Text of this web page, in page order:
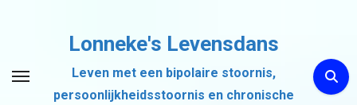
inhoud
Lonneke's Levensdans
Leven met een bipolaire stoornis,
persoonlijkheidsstoornis en chronische